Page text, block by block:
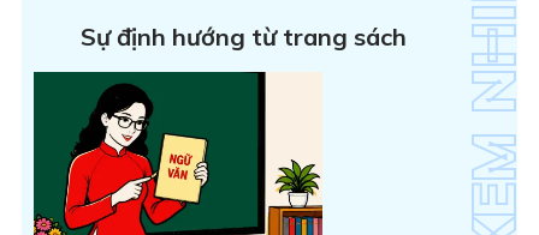
Sự định hướng từ trang sách